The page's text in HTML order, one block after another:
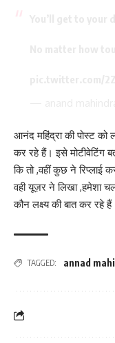
आनंद महिंद्रा की पोस्ट
कर रहे हैं। इसे मोटीवेटिंग
कि तो ,वहीं कुछ ने रिप्लाई
वही यूज़र ने लिखा ,हमेशा
कौन लक्ष्य की बात कर रहे हैं
TAGGED: annad